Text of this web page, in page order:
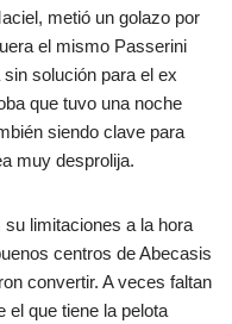
metió un golazo por
el mismo Passerini
solución para el ex
que tuvo una noche
siendo clave para
muy desprolija.
limitaciones a la hora
centros de Abecasis
convertir. A veces faltan
el que tiene la pelota